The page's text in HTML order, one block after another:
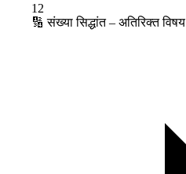
12
🔢 संख्या सिद्धांत – अतिरिक्त विषय